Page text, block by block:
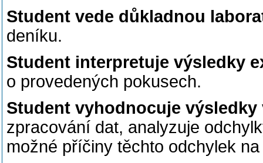
Student vede důkladnou
deníku.
Student interpretuje výsledky
o provedených pokusech.
Student vyhodnocuje
zpracování dat, analyzuje
možné příčiny těchto odchylek